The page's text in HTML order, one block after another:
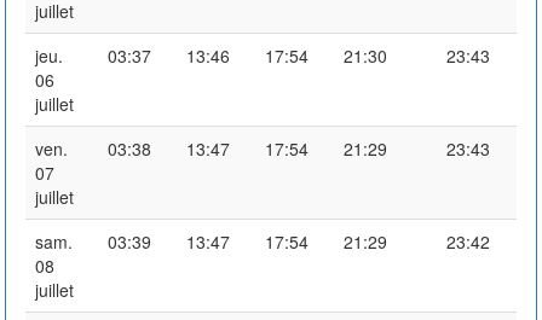
juillet
jeu.
06
juillet
03:37 13:46 17:54 21:30 23:43
ven.
07
juillet
03:38 13:47 17:54 21:29 23:43
sam.
08
juillet
03:39 13:47 17:54 21:29 23:42